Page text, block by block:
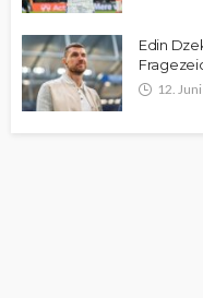
Edin
12.